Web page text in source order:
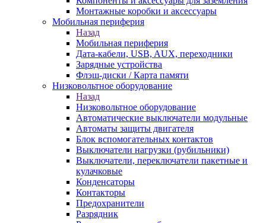
Монтажные коробки и аксессуары
Мобильная периферия
Назад
Мобильная периферия
Дата-кабели, USB, AUX, переходники
Зарядные устройства
Флэш-диски / Карта памяти
Низковольтное оборудование
Назад
Низковольтное оборудование
Автоматические выключатели модульные
Автоматы защиты двигателя
Блок вспомогательных контактов
Выключатели нагрузки (рубильники)
Выключатели, переключатели пакетные и
кулачковые
Конденсаторы
Контакторы
Предохранители
Разрядник